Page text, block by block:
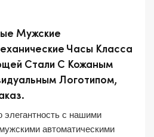
Мужские
Часы Класса
Стали С Кожаным
Логотипом,
с нашими
автоматическими